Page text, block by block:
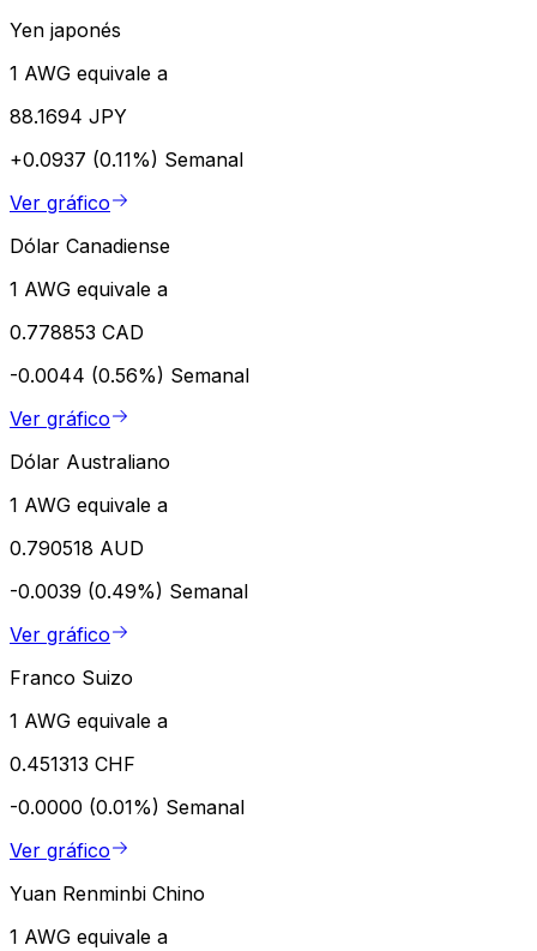
Yen japonés
1 AWG equivale a
88.1694 JPY
+0.0937 (0.11%) Semanal
Ver gráfico
Dólar Canadiense
1 AWG equivale a
0.778853 CAD
-0.0044 (0.56%) Semanal
Ver gráfico
Dólar Australiano
1 AWG equivale a
0.790518 AUD
-0.0039 (0.49%) Semanal
Ver gráfico
Franco Suizo
1 AWG equivale a
0.451313 CHF
-0.0000 (0.01%) Semanal
Ver gráfico
Yuan Renminbi Chino
1 AWG equivale a